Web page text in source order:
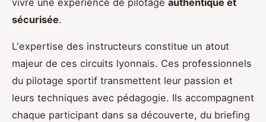
vivre une expérience de pilotage authentique et
sécurisée.
L'expertise des instructeurs constitue un atout
majeur de ces circuits lyonnais. Ces professionnels
du pilotage sportif transmettent leur passion et
leurs techniques avec pédagogie. Ils accompagnent
chaque participant dans sa découverte, du briefing